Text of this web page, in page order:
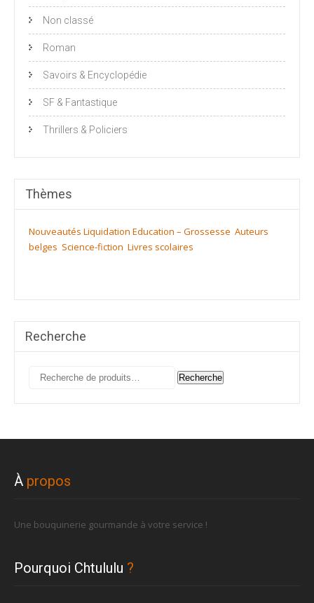
Non classé
Roman
Savoirs & Encyclopédie
SF & Fantastique
Thrillers & Policiers
Thèmes
Nouveautés Liquidation Education – Grossesse Auteurs
belges Science-fiction Livres scolaires
Recherche
Recherche
Recherche
À propos
Une bouquinerie gourmande à votre service !
Pourquoi Chtululu ?